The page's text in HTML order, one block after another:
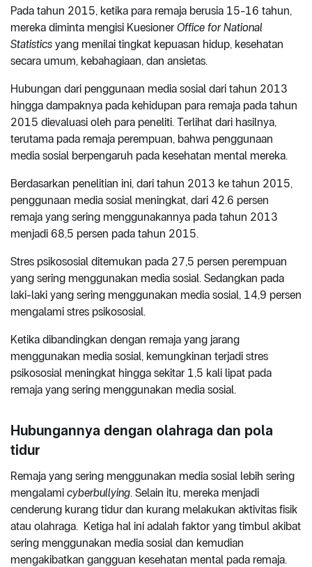
Pada tahun 2015, ketika para remaja berusia 15-16 tahun,
mereka diminta mengisi Kuesioner Office for National
Statistics yang menilai tingkat kepuasan hidup, kesehatan
secara umum, kebahagiaan, dan ansietas.
Hubungan dari penggunaan media sosial dari tahun 2013
hingga dampaknya pada kehidupan para remaja pada tahun
2015 dievaluasi oleh para peneliti. Terlihat dari hasilnya,
terutama pada remaja perempuan, bahwa penggunaan
media sosial berpengaruh pada kesehatan mental mereka.
Berdasarkan penelitian ini, dari tahun 2013 ke tahun 2015,
penggunaan media sosial meningkat, dari 42.6 persen
remaja yang sering menggunakannya pada tahun 2013
menjadi 68,5 persen pada tahun 2015.
Stres psikososial ditemukan pada 27,5 persen perempuan
yang sering menggunakan media sosial. Sedangkan pada
laki-laki yang sering menggunakan media sosial, 14,9 persen
mengalami stres psikososial.
Ketika dibandingkan dengan remaja yang jarang
menggunakan media sosial, kemungkinan terjadi stres
psikososial meningkat hingga sekitar 1,5 kali lipat pada
remaja yang sering menggunakan media sosial.
Hubungannya dengan olahraga dan pola
tidur
Remaja yang sering menggunakan media sosial lebih sering
mengalami cyberbullying. Selain itu, mereka menjadi
cenderung kurang tidur dan kurang melakukan aktivitas fisik
atau olahraga. Ketiga hal ini adalah faktor yang timbul akibat
sering menggunakan media sosial dan kemudian
mengakibatkan gangguan kesehatan mental pada remaja.